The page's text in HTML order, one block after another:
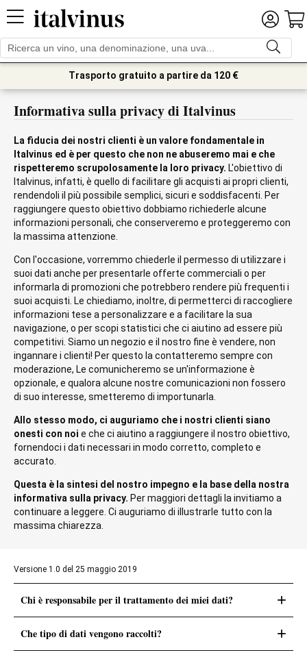
Trasporto gratuito a partire da 120 €
Informativa sulla privacy di Italvinus
La fiducia dei nostri clienti è un valore fondamentale in
Italvinus ed è per questo che non ne abuseremo mai e che
rispetteremo scrupolosamente la loro privacy. L'obiettivo di
Italvinus, infatti, è quello di facilitare gli acquisti ai propri clienti,
rendendoli il più possibile semplici, sicuri e soddisfacenti. Per
raggiungere questo obiettivo dobbiamo richiederle alcune
informazioni personali, che conserveremo e proteggeremo con
la massima attenzione.
Con l'occasione, vorremmo chiederle il permesso di utilizzare i
suoi dati anche per presentarle offerte commerciali o per
informarla di promozioni che potrebbero rendere più frequenti i
suoi acquisti. Le chiediamo, inoltre, di permetterci di raccogliere
informazioni tese a personalizzare e a facilitare la sua
navigazione, o per scopi statistici che ci aiutino ad essere più
competitivi. Siamo un negozio e il nostro fine è vendere, non
ingannare i clienti! Per questo la contatteremo sempre con
moderazione, Le comunicheremo se un'informazione è
opzionale, e qualora alcune nostre comunicazioni non fossero
di suo interesse, smetteremo di importunarla.
Allo stesso modo, ci auguriamo che i nostri clienti siano
onesti con noi e che ci aiutino a raggiungere il nostro obiettivo,
fornendoci i dati necessari in modo corretto, completo e
accurato.
Questa è la sintesi del nostro impegno e la base della nostra
informativa sulla privacy. Per maggiori dettagli la invitiamo a
continuare a leggere. Ci auguriamo di illustrarle tutto con la
massima chiarezza.
Versione 1.0 del 25 maggio 2019
Chi è responsabile per il trattamento dei miei dati? +
Che tipo di dati vengono raccolti? +